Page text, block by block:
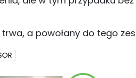
a powołany do tego